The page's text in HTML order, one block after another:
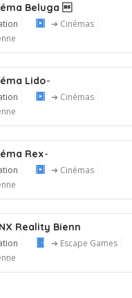
Beluga 
➔ Cinémas
Lido
➔ Cinémas
Rex
➔ Cinémas
Reality Bienn
➔ Escape Games